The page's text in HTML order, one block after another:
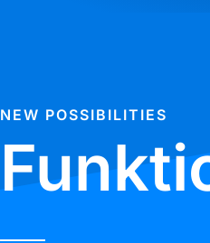
NEW POSSIBILITIES